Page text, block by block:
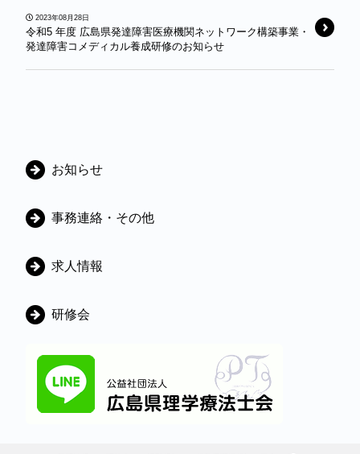
2023年08月28日
令和5 年度 広島県発達障害医療機関ネットワーク構築事業・
発達障害コメディカル養成研修のお知らせ
カ
ゴ
ー
お知らせ
事務連絡・その他
求人情報
研修会